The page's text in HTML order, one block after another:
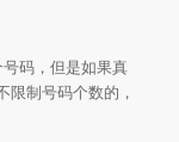
码，但是如果真
限制号码个数的，